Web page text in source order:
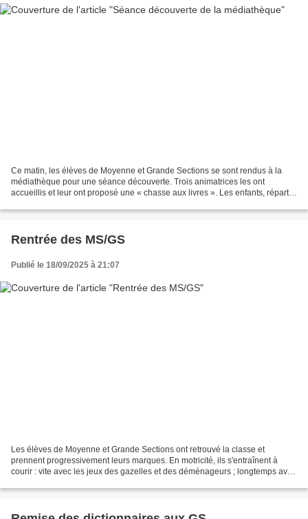
Ce matin, les élèves de Moyenne et Grande Sections se sont rendus à la
médiathèque pour une séance découverte. Trois animatrices les ont
accueillis et leur ont proposé une « chasse aux livres ». Les enfants, répartis
Rentrée des MS/GS
Publié le 18/09/2025 à 21:07
Les élèves de Moyenne et Grande Sections ont retrouvé la classe et
prennent progressivement leurs marques. En motricité, ils s'entraînent à
courir : vite avec les jeux des gazelles et des déménageurs ; longtemps avec